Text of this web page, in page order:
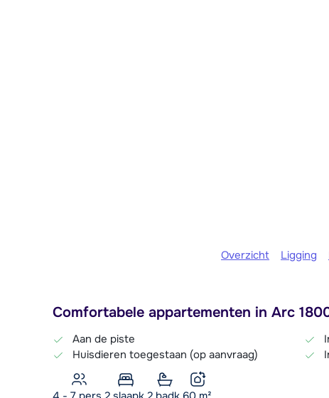
Overzicht Ligging
Comfortabele appartementen in Arc
Aan de piste
Huisdieren toegestaan (op aanvraag)